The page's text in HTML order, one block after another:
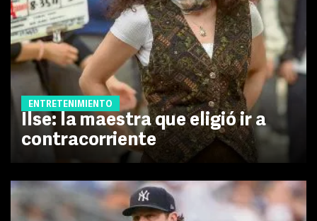
ENTRETENIMIENTO
Ilse: la maestra que eligió ir a
contracorriente